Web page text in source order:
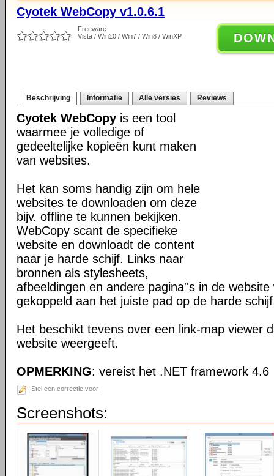
Cyotek WebCopy v1.0.6.1
Freeware
Vista / Win10 / Win7 / Win8 / WinXP
Beschrijving Informatie Alle versies Reviews
Cyotek WebCopy is een tool
waarmee je volledige of
gedeeltelijke kopieën kunt maken
van websites.
Het kan soms handig zijn om hele
websites te downloaden om deze
bijv. offline te kunnen bekijken.
WebCopy scant de specifieke
website en downloadt de content
naar je harde schijf. Links naar
bronnen als stylesheets,
afbeeldingen en andere pagina''s in de
gekoppeld aan het juiste pad op de harde
Het beschikt tevens over een link-map viewer
website weergeeft.
OPMERKING: vereist het .NET framework 4.6
Stel een correctie voor
Screenshots: